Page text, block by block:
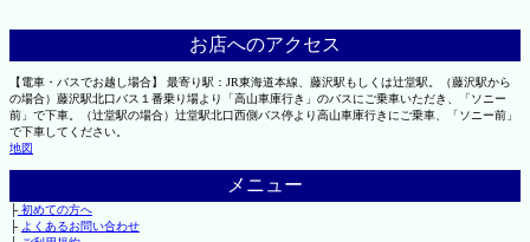
お店へのアクセス
【電車・バスでお越し場合】 最寄り駅：JR東海道本線、藤沢駅もしくは辻堂駅。（藤沢駅から
の場合）藤沢駅北口バス１番乗り場より「高山車庫行き」のバスにご乗車いただき、「ソニー
前」で下車。（辻堂駅の場合）辻堂駅北口西側バス停より高山車庫行きにご乗車、「ソニー前」
で下車してください。
地図
メニュー
├初めての方へ
├ よくあるお問い合わせ